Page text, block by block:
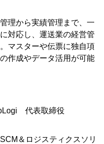
理から実績管理まで、一
対応し、運送業の経営管
マスターや伝票に独自項
作成やデータ活用が可能
代表取締役
＆ロジスティクスソリ